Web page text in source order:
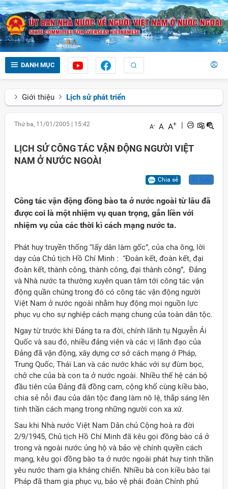
DANH MỤC
Giới thiệu Lịch sử phát triển
Thứ ba, 11/01/2005 15:42 A- A A+ |
LỊCH SỬ CÔNG TÁC VẬN ĐỘNG NGƯỜI VIỆT
NAM Ở NƯỚC NGOÀI
Chia sẻ Lưu
Công tác vận động đồng bào ta ở nước ngoài từ lâu đã
được coi là một nhiệm vụ quan trọng, gắn liền với
nhiệm vụ của các thời kì cách mạng nước ta.
Phát huy truyền thống “lấy dân làm gốc”, của cha ông, lời
dạy của Chủ tịch Hồ Chí Minh : “Đoàn kết, đoàn kết, đại
đoàn kết, thành công, thành công, đại thành công”, Đảng
và Nhà nước ta thường xuyên quan tâm tới công tác vận
động quần chúng trong đó có công tác vận động người
Việt Nam ở nước ngoài nhằm huy động mọi nguồn lực
phục vụ cho sự nghiệp cách mạng chung của toàn dân tộc.
Ngay từ trước khi Đảng ta ra đời, chính lãnh tụ Nguyễn Ái
Quốc và sau đó, nhiều đảng viên và các vị lãnh đạo của
Đảng đã vận động, xây dựng cơ sở cách mạng ở Pháp,
Trung Quốc, Thái Lan và các nước khác với sự đùm bọc,
chở che của bà con ta ở nước ngoài. Nhiều thế hệ cán bộ
đầu tiên của Đảng đã đồng cam, cộng khổ cùng kiều bào,
chia sẻ nỗi đau của dân tộc đang làm nô lệ, thắp sáng lên
tinh thần cách mạng trong những người con xa xứ.
Sau khi Nhà nước Việt Nam Dân chủ Cộng hoà ra đời
2/9/1945, Chủ tịch Hồ Chí Minh đã kêu gọi đồng bào cả ở
trong và ngoài nước ủng hộ và bảo vệ chính quyền cách
mạng, kêu gọi đồng bào ta ở nước ngoài phát huy tinh thần
yêu nước tham gia kháng chiến. Nhiều bà con kiều bào tại
Pháp đã tham gia phục vụ, bảo vệ phái đoàn Chính phủ